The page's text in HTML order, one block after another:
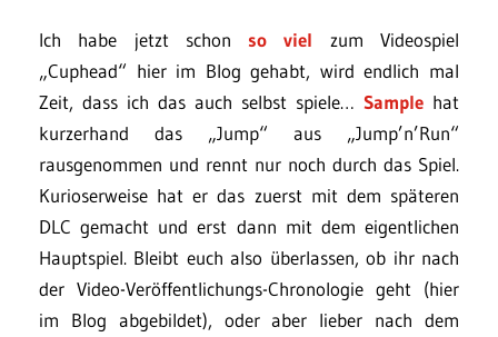
Ich habe jetzt schon so viel zum Videospiel
„Cuphead“ hier im Blog gehabt, wird endlich mal
Zeit, dass ich das auch selbst spiele… Sample hat
kurzerhand das „Jump“ aus „Jump’n’Run“
rausgenommen und rennt nur noch durch das Spiel.
Kurioserweise hat er das zuerst mit dem späteren
DLC gemacht und erst dann mit dem eigentlichen
Hauptspiel. Bleibt euch also überlassen, ob ihr nach
der Video-Veröffentlichungs-Chronologie geht (hier
im Blog abgebildet), oder aber lieber nach dem